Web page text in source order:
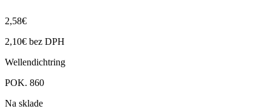
2,58€
2,10€ bez DPH
Wellendichtring
POK. 860
Na sklade